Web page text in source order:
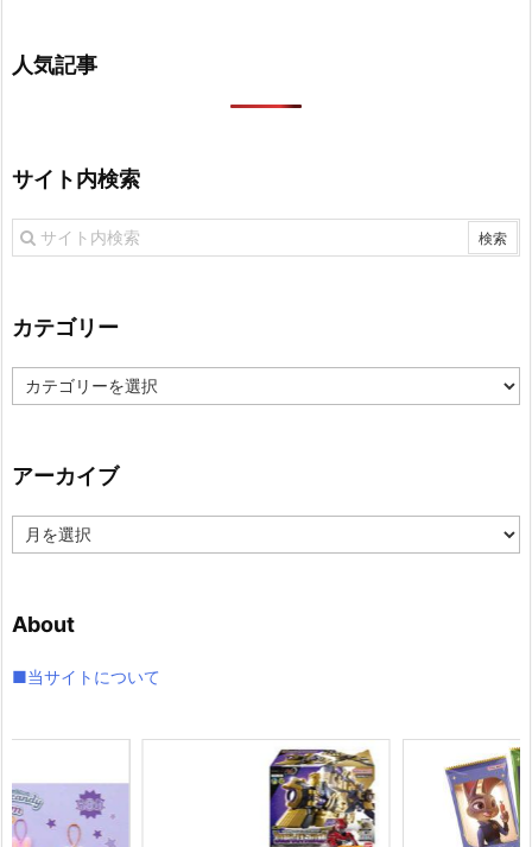
人気記事
サイト内検索
カテゴリー
テ
ー
アーカイブ
ー
ブ
About
■当サイトについて